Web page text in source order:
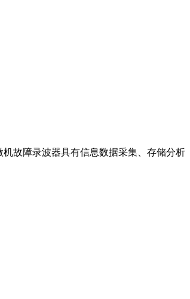
故障录波器具有信息数据采集、存储分析